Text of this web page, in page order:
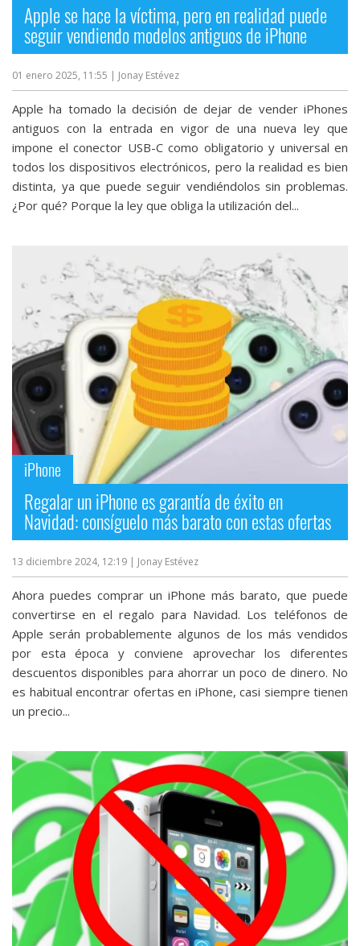
Apple se hace la víctima, pero en realidad puede
seguir vendiendo modelos antiguos de iPhone
01 enero 2025, 11:55 | Jonay Estévez
Apple ha tomado la decisión de dejar de vender iPhones
antiguos con la entrada en vigor de una nueva ley que
impone el conector USB-C como obligatorio y universal en
todos los dispositivos electrónicos, pero la realidad es bien
distinta, ya que puede seguir vendiéndolos sin problemas.
¿Por qué? Porque la ley que obliga la utilización del...
iPhone
Regalar un iPhone es garantía de éxito en
Navidad: consíguelo más barato con estas ofertas
13 diciembre 2024, 12:19 | Jonay Estévez
Ahora puedes comprar un iPhone más barato, que puede
convertirse en el regalo para Navidad. Los teléfonos de
Apple serán probablemente algunos de los más vendidos
por esta época y conviene aprovechar los diferentes
descuentos disponibles para ahorrar un poco de dinero. No
es habitual encontrar ofertas en iPhone, casi siempre tienen
un precio...